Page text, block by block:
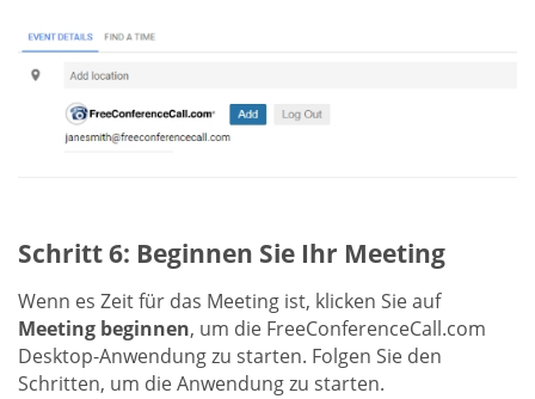
Schritt 6: Beginnen Sie Ihr Meeting
Wenn es Zeit für das Meeting ist, klicken Sie auf
Meeting beginnen, um die FreeConferenceCall.com
Desktop-Anwendung zu starten. Folgen Sie den
Schritten, um die Anwendung zu starten.